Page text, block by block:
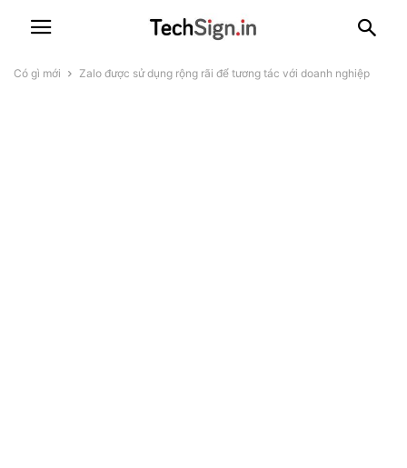
Có gì mới Zalo được sử dụng rộng rãi để tương tác với doanh nghiệp